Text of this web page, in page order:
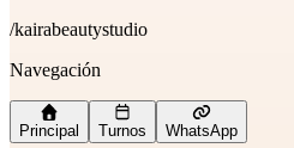
/kairabeautystudio
Navegación
Principal Turnos WhatsApp